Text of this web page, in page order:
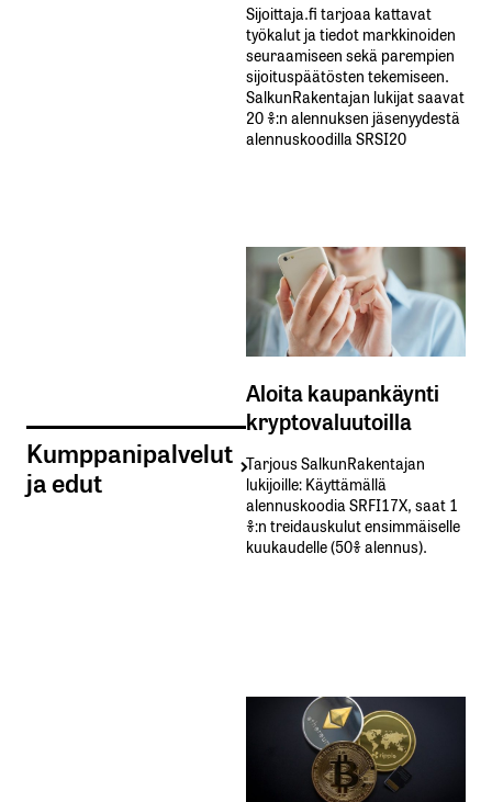
Kumppanipalvelut
ja edut
Sijoittaja.fi tarjoaa kattavat
työkalut ja tiedot markkinoiden
seuraamiseen sekä parempien
sijoituspäätösten tekemiseen.
SalkunRakentajan lukijat saavat
20 %:n alennuksen jäsenyydestä
alennuskoodilla SRSI20
Aloita kaupankäynti
kryptovaluutoilla
Tarjous SalkunRakentajan
lukijoille: Käyttämällä​ ​
alennuskoodia​ ​SRFI17X,​ ​saat​ ​1
%:n treidauskulut​ ​ensimmäiselle​ ​
kuukaudelle​ ​(50%​ ​alennus).